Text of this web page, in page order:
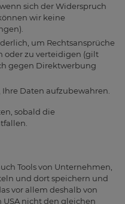
sich der Widerspruch
wir keine
um Rechtsansprüche
oder zu verteidigen (gilt
gegen Direktwerbung
Daten aufzubewahren.
sobald die
Tools von Unternehmen,
und dort speichern und
vor allem deshalb von
nicht den gleichen